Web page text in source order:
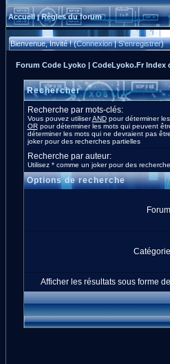
Accueil|Règles du forum
Bienvenue, Invité ! (Connexion|S'enregistrer)
Forum Code Lyoko | CodeLyoko.Fr Index
Rechercher
Recherche par mots-clés:
Vous pouvez utiliserANDpour déterminer
ORpour déterminer les mots qui peuvent
déterminer les mots qui ne devraient pas
joker pour des recherches partielles
Recherche par auteur:
Utilisez * comme un joker pour des
Options de recherche
Afficher les résultats sous forme